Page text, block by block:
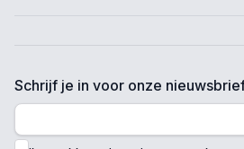
Schrijf je in voor onze